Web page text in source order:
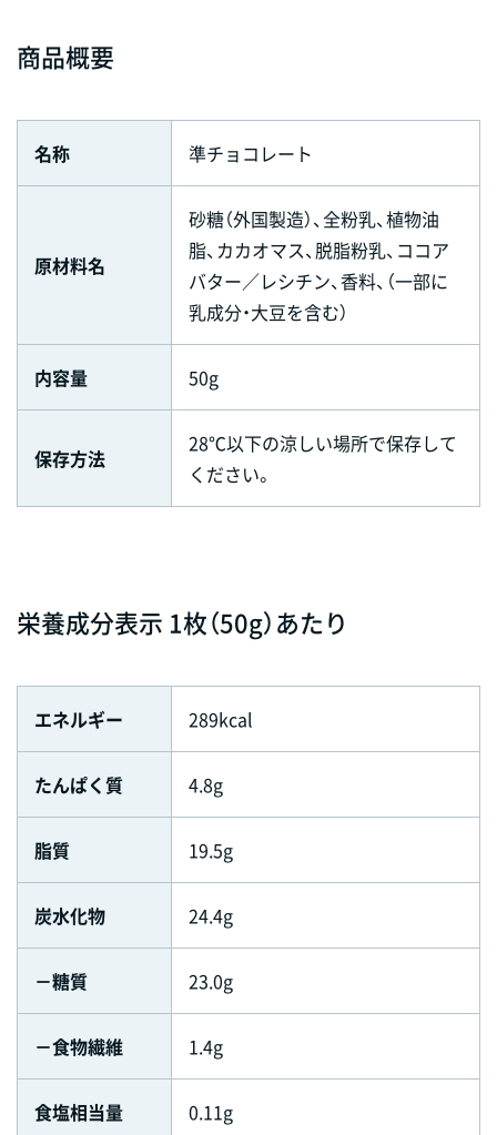
商品概要
名称 準チョコレート
原材料名
砂糖（外国製造）、全粉乳、植物油
脂、カカオマス、脱脂粉乳、ココア
バター／レシチン、香料、（一部に
乳成分・大豆を含む）
内容量 50g
保存方法
28℃以下の涼しい場所で保存して
ください。
栄養成分表示 1枚（50g）あたり
エネルギー 289kcal
たんぱく質 4.8g
脂質 19.5g
炭水化物 24.4g
－糖質 23.0g
－食物繊維 1.4g
食塩相当量 0.11g